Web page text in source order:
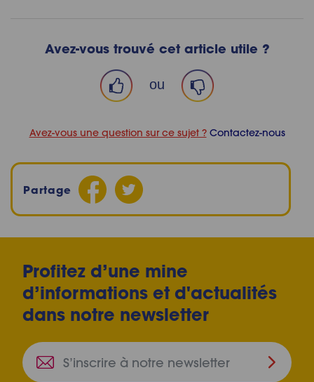
Avez-vous trouvé cet article utile ?
ou
Avez-vous une question sur ce sujet ?Contactez-nous
Partage
Profitez d’une mine
d’informations et d'actualités
dans notre newsletter